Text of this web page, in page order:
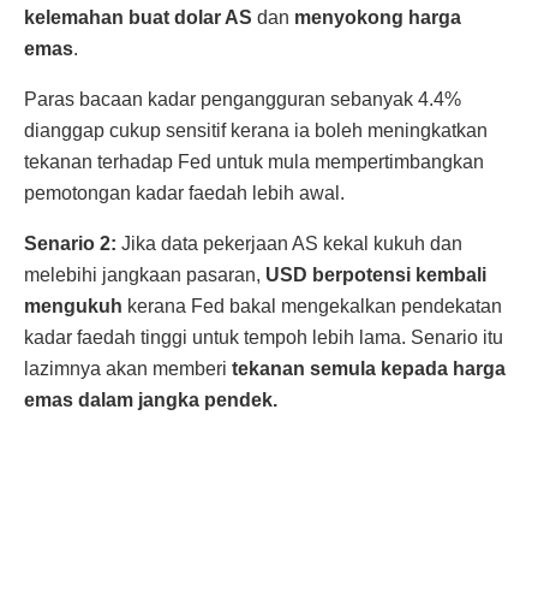
kelemahan buat dolar AS dan menyokong harga
emas.
Paras bacaan kadar pengangguran sebanyak 4.4%
dianggap cukup sensitif kerana ia boleh meningkatkan
tekanan terhadap Fed untuk mula mempertimbangkan
pemotongan kadar faedah lebih awal.
Senario 2: Jika data pekerjaan AS kekal kukuh dan
melebihi jangkaan pasaran, USD berpotensi kembali
mengukuh kerana Fed bakal mengekalkan pendekatan
kadar faedah tinggi untuk tempoh lebih lama. Senario itu
lazimnya akan memberi tekanan semula kepada harga
emas dalam jangka pendek.